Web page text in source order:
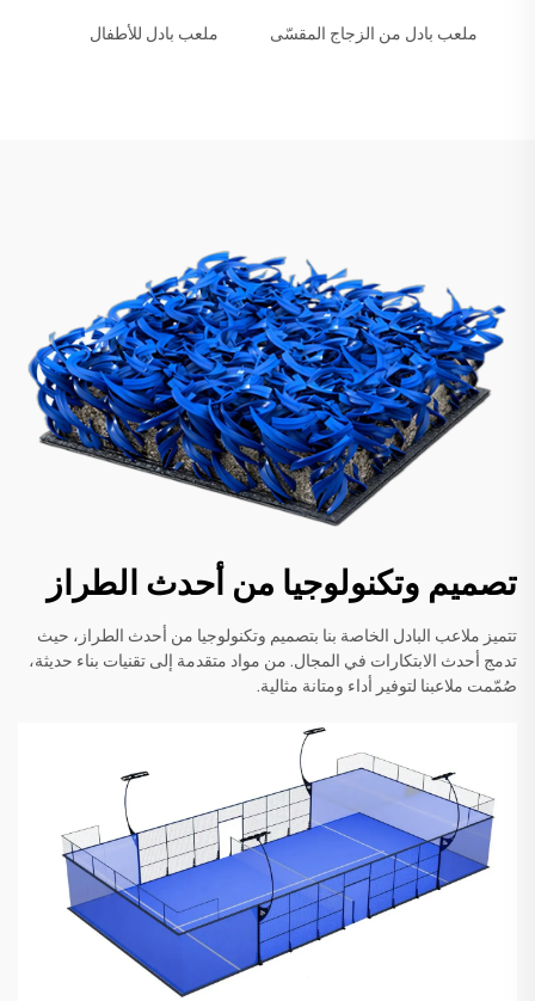
ملعب بادل من الزجاج المقسّى ملعب بادل للأطفال
تصميم وتكنولوجيا من أحدث الطراز
تتميز ملاعب البادل الخاصة بنا بتصميم وتكنولوجيا من أحدث الطراز، حيث
تدمج أحدث الابتكارات في المجال. من مواد متقدمة إلى تقنيات بناء حديثة،
صُمّمت ملاعبنا لتوفير أداء ومتانة مثالية.